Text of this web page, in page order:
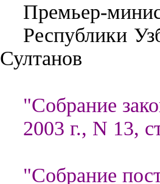
Премьер-
Султанов
"Собрание
2003 г., N 13,
"Собрание